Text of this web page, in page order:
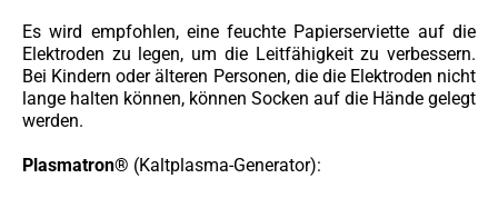
Es wird empfohlen, eine feuchte Papierserviette auf die
Elektroden zu legen, um die Leitfähigkeit zu verbessern.
Bei Kindern oder älteren Personen, die die Elektroden nicht
lange halten können, können Socken auf die Hände gelegt
werden.
Plasmatron® (Kaltplasma-Generator):